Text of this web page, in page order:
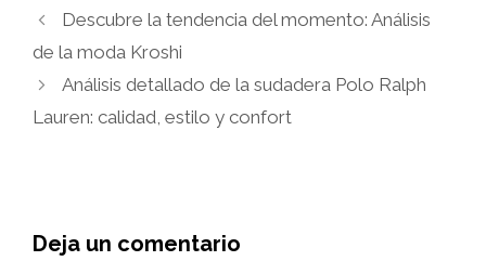
Descubre la tendencia del momento: Análisis
de la moda Kroshi
Análisis detallado de la sudadera Polo Ralph
Lauren: calidad, estilo y confort
Deja un comentario